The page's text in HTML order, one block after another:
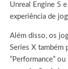
Unreal Engine 5
experiência de
Além disso, os
Series X também
“Performance”